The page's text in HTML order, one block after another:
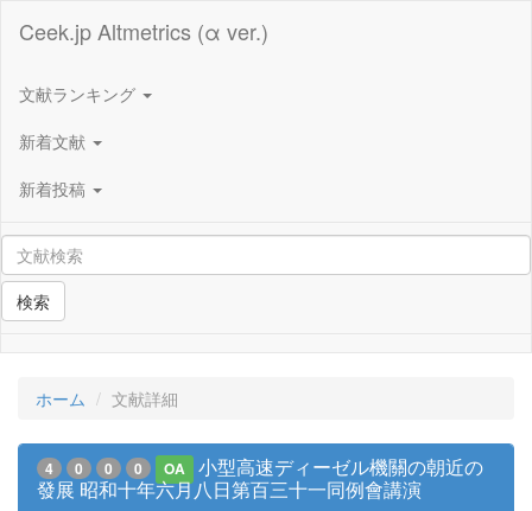
Ceek.jp Altmetrics (α ver.)
文献ランキング
新着文献
新着投稿
検索
ホーム 文献詳細
4 0 0 0 OA
小型高速ディーゼル機關の朝近の
發展 昭和十年六月八日第百三十一同例會講演